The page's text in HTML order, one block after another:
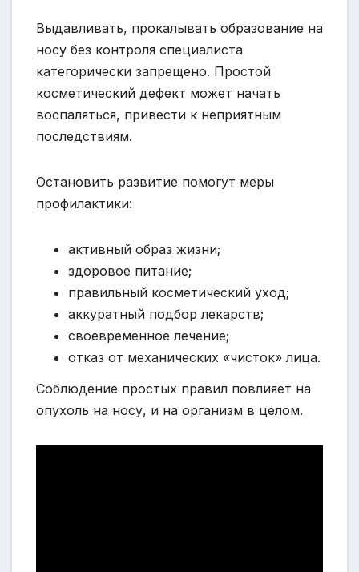
Выдавливать, прокалывать образование на
носу без контроля специалиста
категорически запрещено. Простой
косметический дефект может начать
воспаляться, привести к неприятным
последствиям.
Остановить развитие помогут меры
профилактики:
активный образ жизни;
здоровое питание;
правильный косметический уход;
аккуратный подбор лекарств;
своевременное лечение;
отказ от механических «чисток» лица.
Соблюдение простых правил повлияет на
опухоль на носу, и на организм в целом.